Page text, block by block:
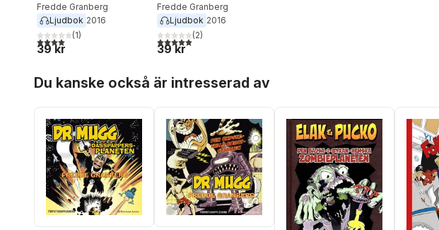
Fredde Granberg
Ljudbok 2016
4,0utav 5 stjärnor. Totalt antal röster:
(1)
39 kr
robotstjärten
Fredde Granberg
Ljudbok 2016
5,0utav 5 stjärnor. Totalt antal röster:
(2)
39 kr
Du kanske också är intresserad av